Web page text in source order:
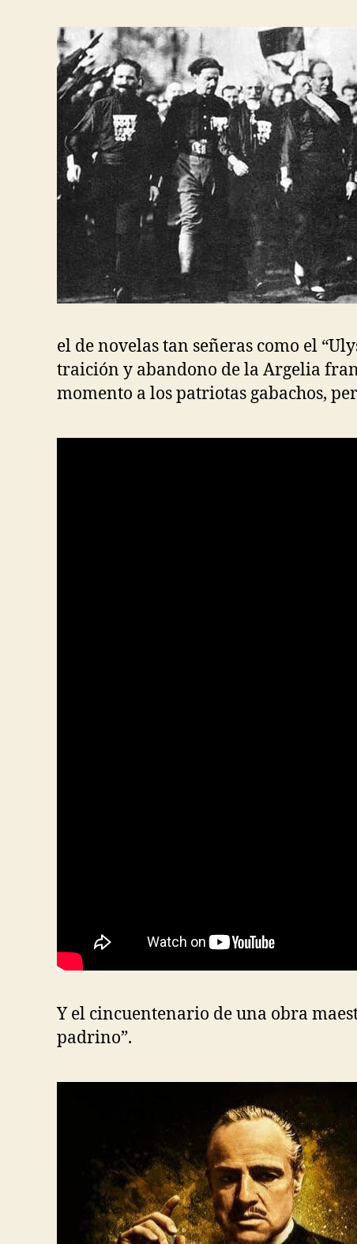
el de novelas tan señeras como el
traición y abandono de la Argelia
momento a los patriotas gabachos,
Y el cincuentenario de una obra
padrino”.